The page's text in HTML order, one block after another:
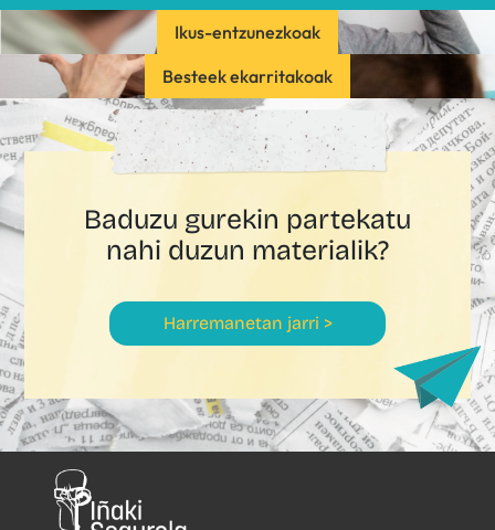
Ikus-entzunezkoak
Besteek ekarritakoak
Baduzu gurekin partekatu
nahi duzun materialik?
Harremanetan jarri >